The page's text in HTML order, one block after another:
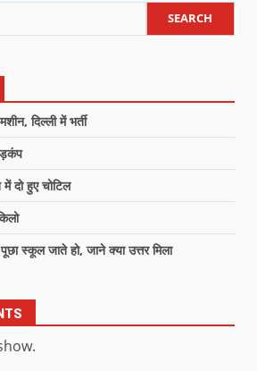
SEARCH
दिल्ली में भर्ती
दो हुए चोटिल
स्कूल जाते हो, जाने क्या उत्तर मिला